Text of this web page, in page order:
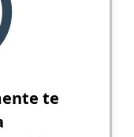
te